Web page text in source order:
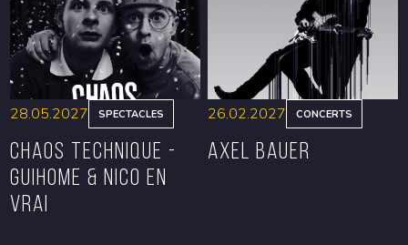
28.05.2027 SPECTACLES
CHAOS TECHNIQUE -
GUIHOME & NICO EN
VRAI
26.02.2027 CONCERTS
Axel Bauer